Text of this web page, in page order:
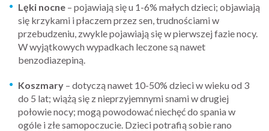
Lęki nocne – pojawiają się u 1-6% małych dzieci; objawiają
się krzykami i płaczem przez sen, trudnościami w
przebudzeniu, zwykle pojawiają się w pierwszej fazie nocy.
W wyjątkowych wypadkach leczone są nawet
benzodiazepiną.
Koszmary – dotyczą nawet 10-50% dzieci w wieku od 3
do 5 lat; wiążą się z nieprzyjemnymi snami w drugiej
połowie nocy; mogą powodować niechęć do spania w
ogóle i złe samopoczucie. Dzieci potrafią sobie rano